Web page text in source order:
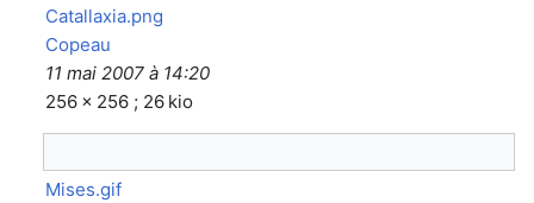
Catallaxia.png
Copeau
11 mai 2007 à 14:20
256 × 256 ; 26 kio
Mises.gif